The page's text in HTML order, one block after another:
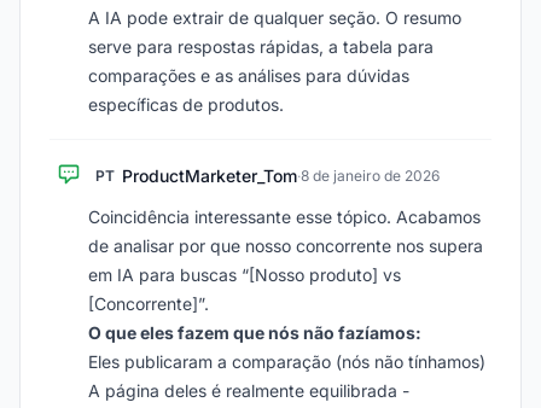
A IA pode extrair de qualquer seção. O resumo
serve para respostas rápidas, a tabela para
comparações e as análises para dúvidas
específicas de produtos.
PT ProductMarketer_Tom·8 de janeiro de 2026
Coincidência interessante esse tópico. Acabamos
de analisar por que nosso concorrente nos supera
em IA para buscas “[Nosso produto] vs
[Concorrente]”.
O que eles fazem que nós não fazíamos:
Eles publicaram a comparação (nós não tínhamos)
A página deles é realmente equilibrada -